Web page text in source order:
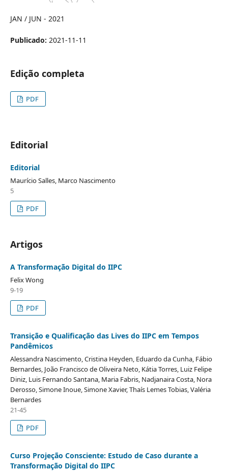
JAN / JUN - 2021
Publicado: 2021-11-11
Edição completa
PDF
Editorial
Editorial
Maurício Salles, Marco Nascimento
5
PDF
Artigos
A Transformação Digital do IIPC
Felix Wong
9-19
PDF
Transição e Qualificação das Lives do IIPC em Tempos
Pandêmicos
Alessandra Nascimento, Cristina Heyden, Eduardo da Cunha, Fábio
Bernardes, João Francisco de Oliveira Neto, Kátia Torres, Luiz Felipe
Diniz, Luis Fernando Santana, Maria Fabris, Nadjanaira Costa, Nora
Derosso, Simone Inoue, Simone Xavier, Thaís Lemes Tobias, Valéria
Bernardes
21-45
PDF
Curso Projeção Consciente: Estudo de Caso durante a
Transformação Digital do IIPC